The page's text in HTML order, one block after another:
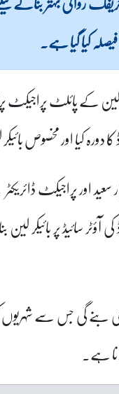
کیا گیا ہے۔
لین کے پائلٹ
کیا اور مخصوص
اور پراجیکٹ
سائیڈ پر بائیکر لین
کہا کہ بائیکر لین 12 فٹ چوڑی
ہے۔